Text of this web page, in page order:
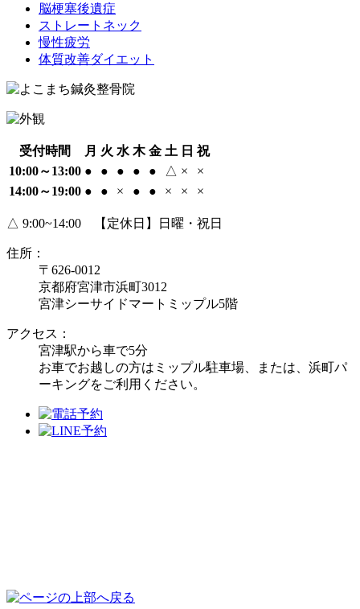
脳梗塞後遺症
ストレートネック
慢性疲労
体質改善ダイエット
受付時間 月 火 水 木 金 土 日 祝
10:00～13:00 ● ● ● ● ● △ ×
×
14:00～19:00 ● ● × ● ● × × ×
△ 9:00~14:00 【定休日】日曜・祝日
住所：
〒626-0012
京都府宮津市浜町3012
宮津シーサイドマートミップル5階
アクセス：
宮津駅から車で5分
お車でお越しの方はミップル駐車場、または、浜町パ
ーキングをご利用ください。